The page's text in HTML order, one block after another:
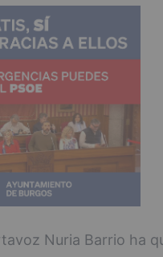
Nuria Barrio ha